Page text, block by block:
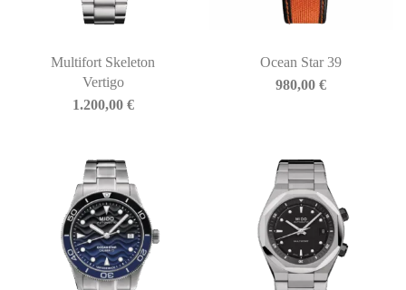
Multifort Skeleton
Vertigo
1.200,00 €
Ocean Star 39
980,00€